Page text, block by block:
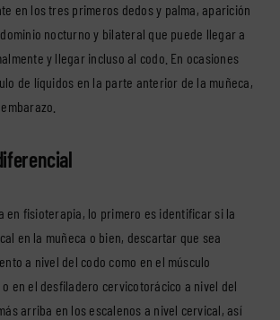
en los tres primeros dedos y palma, aparición
nocturno y bilateral que puede llegar a
y llegar incluso al codo. En ocasiones
de líquidos en la parte anterior de la muñeca,
en fisioterapia, lo primero es identificar si la
en la muñeca o bien, descartar que sea
a nivel del codo como en el músculo
en el desfiladero cervicotorácico a nivel del
arriba en los escalenos a nivel cervical, así